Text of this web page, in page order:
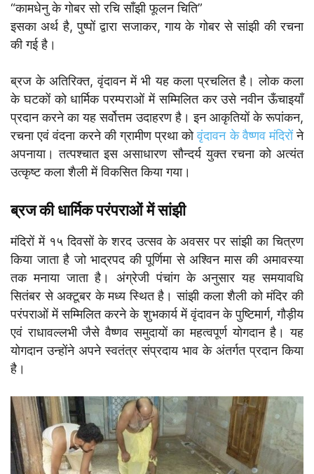
“कामधेनु के गोबर सो रचि साँझी फूलन चिति”
इसका अर्थ है, पुष्पों द्वारा सजाकर, गाय के गोबर से सांझी की रचना
की गई है।
ब्रज के अतिरिक्त, वृंदावन में भी यह कला प्रचलित है। लोक कला
के घटकों को धार्मिक परम्पराओं में सम्मिलित कर उसे नवीन ऊँचाइयाँ
प्रदान करने का यह सर्वोत्तम उदाहरण है। इन आकृतियों के रूपांकन,
रचना एवं वंदना करने की ग्रामीण प्रथा कोवृंदावन के वैष्णव मंदिरोंने
अपनाया। तत्पश्चात इस असाधारण सौन्दर्य युक्त रचना को अत्यंत
उत्कृष्ट कला शैली में विकसित किया गया।
ब्रज की धार्मिक परंपराओं में सांझी
मंदिरों में १५ दिवसों के शरद उत्सव के अवसर पर सांझी का चित्रण
किया जाता है जो भाद्रपद की पूर्णिमा से अश्विन मास की अमावस्या
तक मनाया जाता है। अंग्रेजी पंचांग के अनुसार यह समयावधि
सितंबर से अक्टूबर के मध्य स्थित है। सांझी कला शैली को मंदिर की
परंपराओं में सम्मिलित करने के शुभकार्य में वृंदावन के पुष्टिमार्ग, गौड़ीय
एवं राधावल्लभी जैसे वैष्णव समुदायों का महत्वपूर्ण योगदान है। यह
योगदान उन्होंने अपने स्वतंत्र संप्रदाय भाव के अंतर्गत प्रदान किया
है।